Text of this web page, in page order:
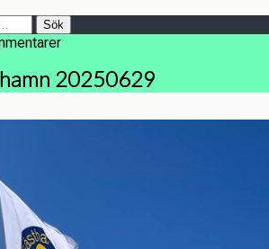
20250629